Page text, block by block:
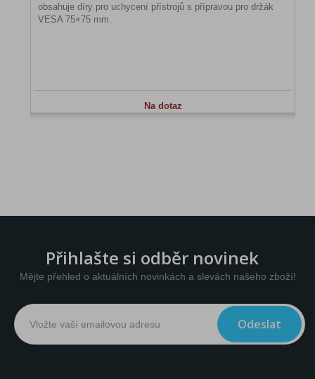
obsahuje díry pro uchycení přístrojů s přípravou pro držák
VESA 75×75 mm.
Na dotaz
Přihlašte si odběr novinek
Mějte přehled o aktuálních novinkách a slevách našeho zboží!
Odeslat